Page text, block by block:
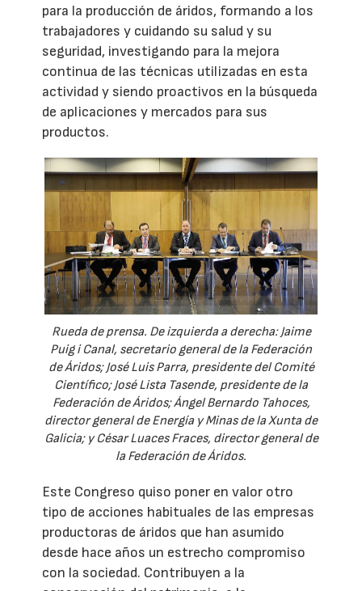
para la producción de áridos, formando a los
trabajadores y cuidando su salud y su
seguridad, investigando para la mejora
continua de las técnicas utilizadas en esta
actividad y siendo proactivos en la búsqueda
de aplicaciones y mercados para sus
productos.
Rueda de prensa. De izquierda a derecha: Jaime
Puig i Canal, secretario general de la Federación
de Áridos; José Luis Parra, presidente del Comité
Científico; José Lista Tasende, presidente de la
Federación de Áridos; Ángel Bernardo Tahoces,
director general de Energía y Minas de la Xunta de
Galicia; y César Luaces Fraces, director general de
la Federación de Áridos.
Este Congreso quiso poner en valor otro
tipo de acciones habituales de las empresas
productoras de áridos que han asumido
desde hace años un estrecho compromiso
con la sociedad. Contribuyen a la